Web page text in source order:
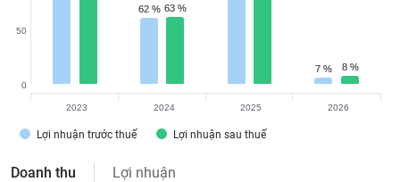
62 %
62 %
7 %
7 %
63 %
63 %
8 %
8 %
Lợi nhuận trước thuế Lợi nhuận sau thuế
0
50
2023 2024 2025 2026
Doanh thu Lợi nhuận